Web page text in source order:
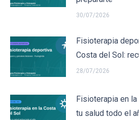
30/07/2026
Fisioterapia
Costa del Sol:
28/07/2026
Fisioterapia en
tu salud todo el